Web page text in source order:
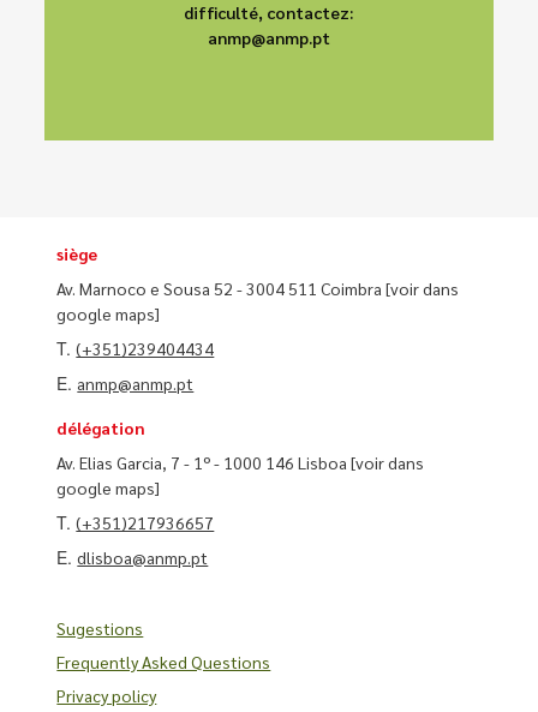
difficulté, contactez:
anmp@anmp.pt
siège
Av. Marnoco e Sousa 52 - 3004 511 Coimbra[voir dans
google maps]
T.(+351)239404434
E. anmp@anmp.pt
délégation
Av. Elias Garcia, 7 - 1º - 1000 146 Lisboa[voir dans
google maps]
T.(+351)217936657
E.dlisboa@anmp.pt
Sugestions
Frequently Asked Questions
Privacy policy